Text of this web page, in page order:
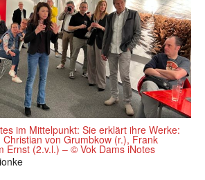
im Mittelpunkt: Sie erklärt ihre Werke:
von Grumbkow (r.), Frank
Ernst (2.v.l.) – © Vok Dams iNotes